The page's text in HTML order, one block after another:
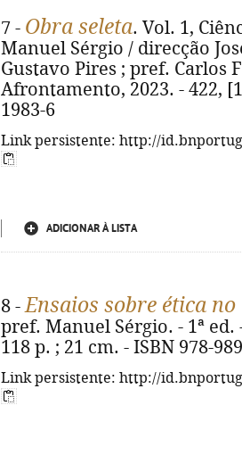
7 - Obra seleta. Vol. 1,
Manuel Sérgio / direcção
Gustavo Pires ; pref. Carlos
Afrontamento, 2023. - 422,
1983-6
Link persistente: http://
ADICIONAR À LISTA
8 -Ensaios sobre ética
pref. Manuel Sérgio. - 1ª
118 p. ; 21 cm. - ISBN 978-
Link persistente: http://